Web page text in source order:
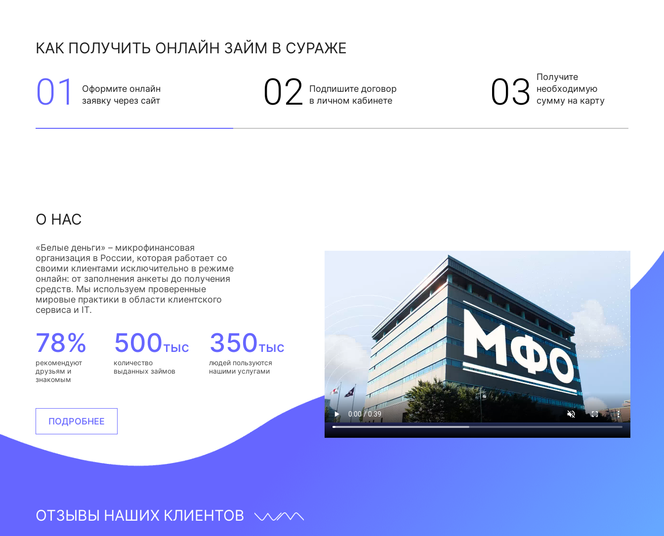
КАК ПОЛУЧИТЬ ОНЛАЙН ЗАЙМ В СУРАЖЕ
01
Оформите онлайн
заявку через сайт
02
Подпишите договор
в личном кабинете
03
Получите
необходимую
сумму на карту
О НАС
«Белые деньги» – микрофинансовая
организация в России, которая работает со
своими клиентами исключительно в режиме
онлайн: от заполнения анкеты до получения
средств. Мы используем проверенные
мировые практики в области клиентского
сервиса и IT.
78%
рекомендуют
друзьям и
знакомым
500тыс
количество
выданных займов
350тыс
людей пользуются
нашими услугами
ПОДРОБНЕЕ
ОТЗЫВЫ НАШИХ КЛИЕНТОВ